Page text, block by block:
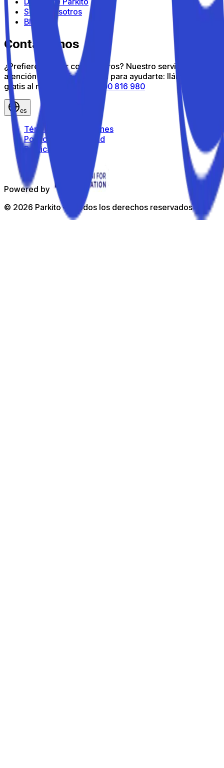
Sobre nosotros
Blog
Contáctanos
¿Prefieres hablar con nosotros? Nuestro servicio de
atención al cliente está aquí para ayudarte: llámanos
gratis al número gratuito
800 816 980
es
Términos y condiciones
Política de privacidad
Política de cookies
Powered by
© 2026 Parkito — Todos los derechos reservados